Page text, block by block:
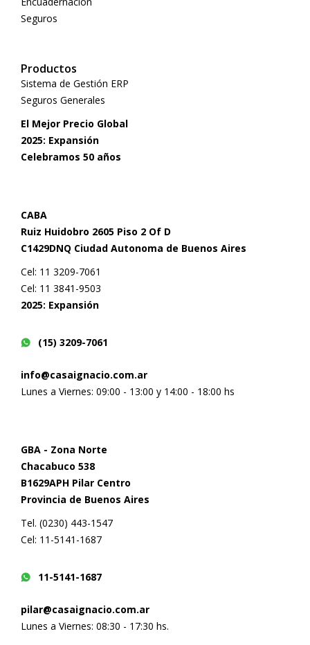
Seguros
Productos
Sistema de Gestión ERP
Seguros Generales
El Mejor Precio Global
2025: Expansión
Celebramos 50 años
CABA
Ruiz Huidobro 2605 Piso 2 Of D
C1429DNQ Ciudad Autonoma de Buenos Aires
Cel: 11 3209-7061
Cel: 11 3841-9503
2025: Expansión
(15) 3209-7061
info@casaignacio.com.ar
Lunes a Viernes: 09:00 - 13:00 y 14:00 - 18:00 hs
GBA - Zona Norte
Chacabuco 538
B1629APH Pilar Centro
Provincia de Buenos Aires
Tel. (0230) 443-1547
Cel: 11-5141-1687
11-5141-1687
pilar@casaignacio.com.ar
Lunes a Viernes: 08:30 - 17:30 hs.